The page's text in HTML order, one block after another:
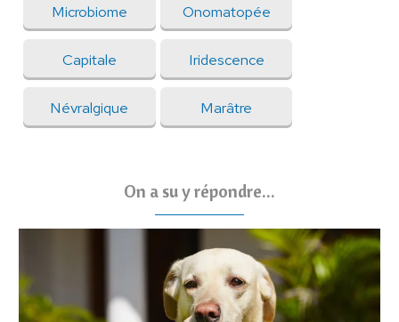
Microbiome Onomatopée
Capitale Iridescence
Névralgique Marâtre
On a su y répondre...